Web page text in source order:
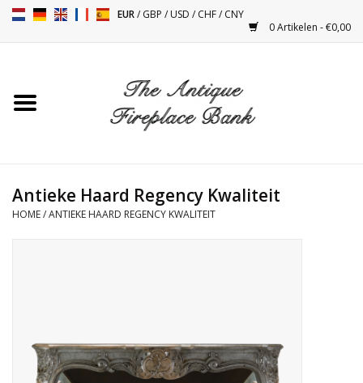
EUR/GBP /USD /CHF/CNY
0 Artikelen - €0,00
Toebehoren
Objecten
Antieke Haard Regency Kwaliteit
HOME/ANTIEKE HAARD REGENCY KWALITEIT